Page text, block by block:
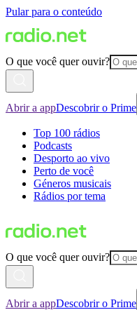
Pular para o conteúdo
O que você quer ouvir?
Abrir a appDescobrir o Prime
Top 100 rádios
Podcasts
Desporto ao vivo
Perto de você
Géneros musicais
Rádios por tema
O que você quer ouvir?
Abrir a appDescobrir o Prime